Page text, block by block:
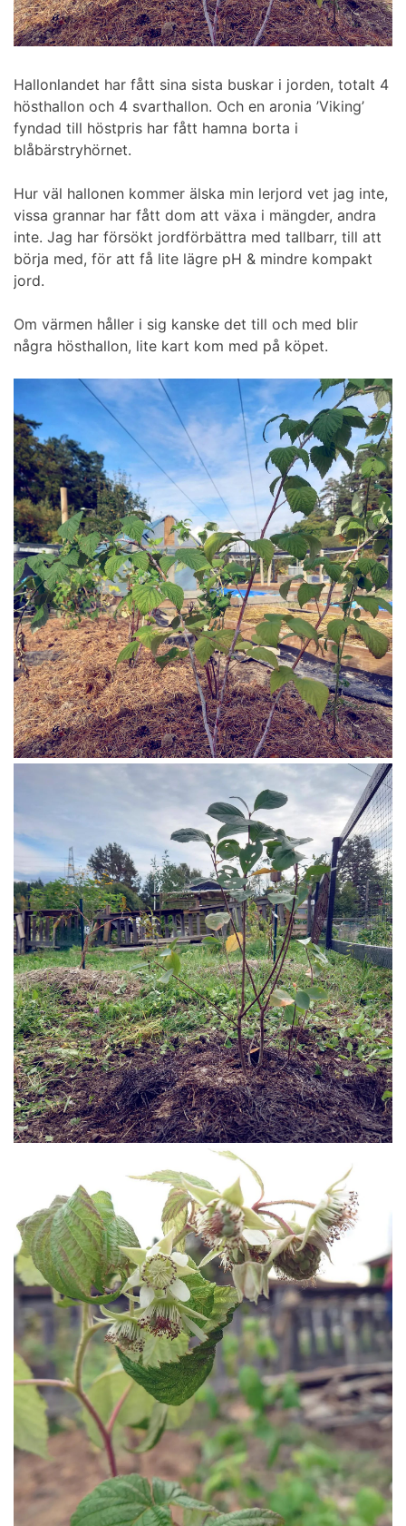
Hallonlandet har fått sina sista buskar i jorden, totalt 4
hösthallon och 4 svarthallon. Och en aronia ’Viking’
fyndad till höstpris har fått hamna borta i
blåbärstryhörnet.
Hur väl hallonen kommer älska min lerjord vet jag inte,
vissa grannar har fått dom att växa i mängder, andra
inte. Jag har försökt jordförbättra med tallbarr, till att
börja med, för att få lite lägre pH & mindre kompakt
jord.
Om värmen håller i sig kanske det till och med blir
några hösthallon, lite kart kom med på köpet.